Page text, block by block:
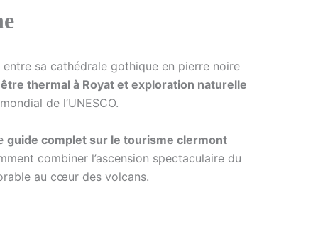
entre sa cathédrale gothique en pierre noire
thermal à Royat et exploration naturelle
de l’UNESCO.
guide complet sur le tourisme clermont
combiner l’ascension spectaculaire du
au cœur des volcans.